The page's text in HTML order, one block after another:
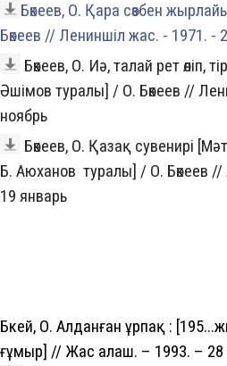
Бөкеев, О. Қара сөзбен
Бөкеев // Лениншіл жас. - 1971. -
Бөкеев, О. Иә, талай рет өліп,
Әшімов туралы] / О. Бөкеев //
ноябрь
Бөкеев, О. Қазақ сувенирі
Б. Аюханов туралы] / О. Бөкеев
19 январь
Бөкей, О. Алданған ұрпақ :
ғұмыр] // Жас алаш. – 1993. – 28